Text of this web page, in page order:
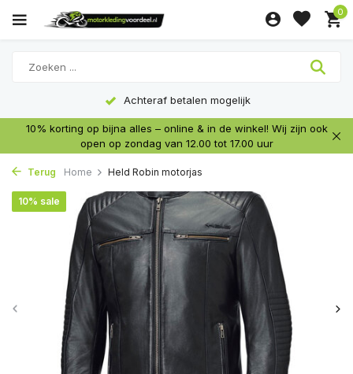
0
Achteraf betalen mogelijk
10% korting op bijna alles – online & in de winkel! Wij zijn ook
open op zondag van 12.00 tot 17.00 uur
Terug Home Held Robin motorjas
10% sale